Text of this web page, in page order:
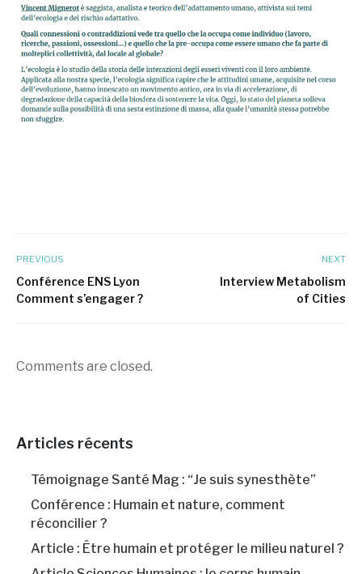
PREVIOUS
Conférence ENS Lyon
Comment s’engager ?
NEXT
Interview Metabolism
of Cities
Comments are closed.
Articles récents
Témoignage Santé Mag : “Je suis synesthète”
Conférence : Humain et nature, comment
réconcilier ?
Article : Être humain et protéger le milieu naturel ?